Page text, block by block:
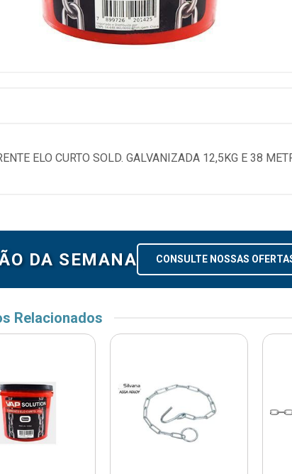
ELO CURTO SOLD. GALVANIZADA 12,5KG E 38
DA SEMANA CONSULTE NOSSAS
Relacionados